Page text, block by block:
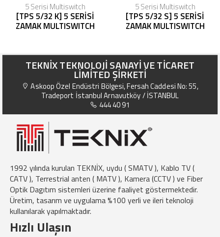
5 Serisi Multiswitch
[TPS 5/32 K] 5 SERİSİ
ZAMAK MULTISWITCH
5 Serisi Multiswitch
[TPS 5/32 S] 5 SERİSİ
ZAMAK MULTISWITCH
TEKNİX TEKNOLOJİ SANAYİ VE TİCARET
LİMİTED ŞİRKETİ
Askoop Özel Endüstri Bölgesi, Fersah Caddesi No: 55,
Tradeport İstanbul Arnavutköy / İSTANBUL
444 40 91
1992 yılında kurulan TEKNİX, uydu ( SMATV ), Kablo TV (
CATV ), Terrestrial anten ( MATV ), Kamera (CCTV ) ve Fiber
Optik Dagıtım sistemleri üzerine faaliyet göstermektedir.
Üretim, tasarım ve uygulama %100 yerli ve ileri teknoloji
kullanılarak yapılmaktadır.
Hızlı Ulaşın